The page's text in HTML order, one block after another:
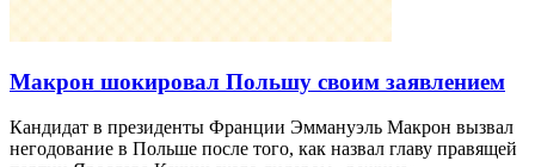
Макрон шокировал Польшу своим заявлением
Кандидат в президенты Франции Эммануэль Макрон вызвал
негодование в Польше после того, как назвал главу правящей